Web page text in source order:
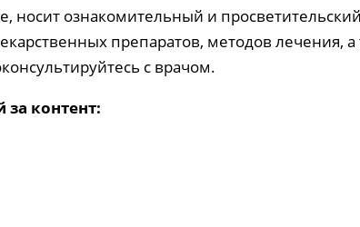
носит ознакомительный и
препаратов, методов лечения,
c врачом.
контент: